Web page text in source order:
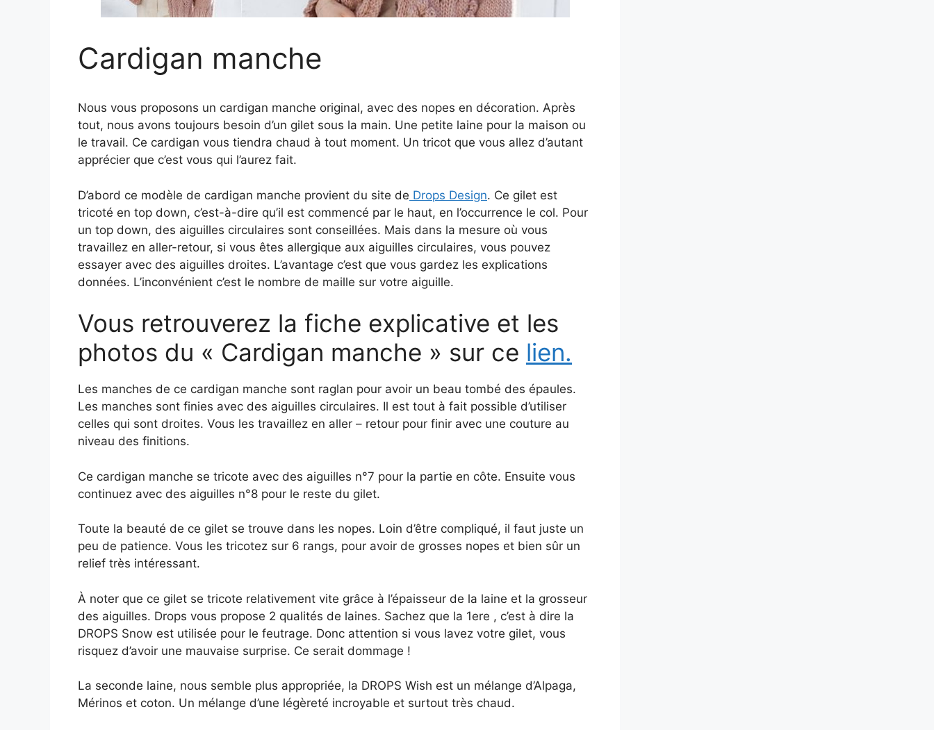
Cardigan manche
Nous vous proposons un cardigan manche original, avec des nopes en décoration. Après
tout, nous avons toujours besoin d’un gilet sous la main. Une petite laine pour la maison ou
le travail. Ce cardigan vous tiendra chaud à tout moment. Un tricot que vous allez d’autant
apprécier que c’est vous qui l’aurez fait.
D’abord ce modèle de cardigan manche provient du site de Drops Design. Ce gilet est
tricoté en top down, c’est-à-dire qu’il est commencé par le haut, en l’occurrence le col. Pour
un top down, des aiguilles circulaires sont conseillées. Mais dans la mesure où vous
travaillez en aller-retour, si vous êtes allergique aux aiguilles circulaires, vous pouvez
essayer avec des aiguilles droites. L’avantage c’est que vous gardez les explications
données. L’inconvénient c’est le nombre de maille sur votre aiguille.
Vous retrouverez la fiche explicative et les
photos du « Cardigan manche » sur ce lien.
Les manches de ce cardigan manche sont raglan pour avoir un beau tombé des épaules.
Les manches sont finies avec des aiguilles circulaires. Il est tout à fait possible d’utiliser
celles qui sont droites. Vous les travaillez en aller – retour pour finir avec une couture au
niveau des finitions.
Ce cardigan manche se tricote avec des aiguilles n°7 pour la partie en côte. Ensuite vous
continuez avec des aiguilles n°8 pour le reste du gilet.
Toute la beauté de ce gilet se trouve dans les nopes. Loin d’être compliqué, il faut juste un
peu de patience. Vous les tricotez sur 6 rangs, pour avoir de grosses nopes et bien sûr un
relief très intéressant.
À noter que ce gilet se tricote relativement vite grâce à l’épaisseur de la laine et la grosseur
des aiguilles. Drops vous propose 2 qualités de laines. Sachez que la 1ere , c’est à dire la
DROPS Snow est utilisée pour le feutrage. Donc attention si vous lavez votre gilet, vous
risquez d’avoir une mauvaise surprise. Ce serait dommage !
La seconde laine, nous semble plus appropriée, la DROPS Wish est un mélange d’Alpaga,
Mérinos et coton. Un mélange d’une légèreté incroyable et surtout très chaud.